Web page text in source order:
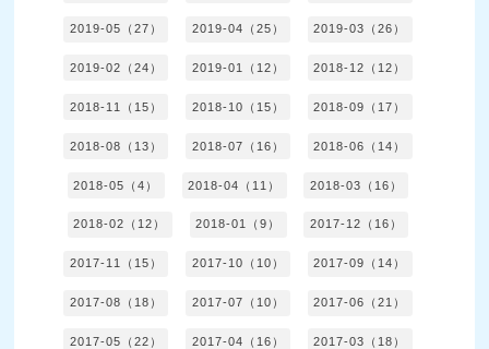
2019-05（27） 2019-04（25） 2019-03（26）
2019-02（24） 2019-01（12） 2018-12（12）
2018-11（15） 2018-10（15） 2018-09（17）
2018-08（13） 2018-07（16） 2018-06（14）
2018-05（4） 2018-04（11） 2018-03（16）
2018-02（12） 2018-01（9） 2017-12（16）
2017-11（15） 2017-10（10） 2017-09（14）
2017-08（18） 2017-07（10） 2017-06（21）
2017-05（22） 2017-04（16） 2017-03（18）